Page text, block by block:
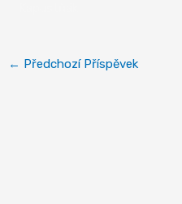
← Předchozí Příspěvek